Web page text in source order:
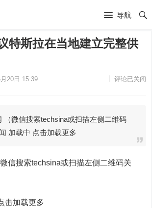
导航
特斯拉在当地建立完整供
20日 15:39 评论已关闭
（微信搜索techsina或扫描左侧二维码
加载中 点击加载更多
信搜索techsina或扫描左侧二维码关
击加载更多